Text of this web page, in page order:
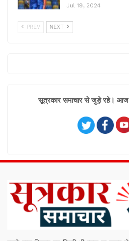
Jul 19, 2024
PREV NEXT
सूत्रकार समाचार से जुड़े रहे। आज